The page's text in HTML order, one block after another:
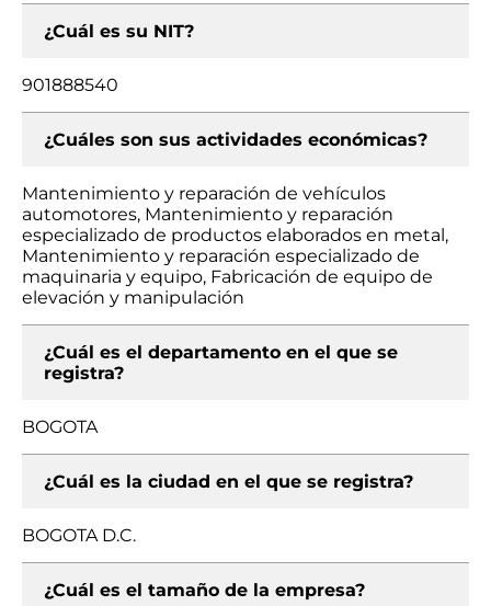
¿Cuál es su NIT?
901888540
¿Cuáles son sus actividades económicas?
Mantenimiento y reparación de vehículos
automotores, Mantenimiento y reparación
especializado de productos elaborados en metal,
Mantenimiento y reparación especializado de
maquinaria y equipo, Fabricación de equipo de
elevación y manipulación
¿Cuál es el departamento en el que se
registra?
BOGOTA
¿Cuál es la ciudad en el que se registra?
BOGOTA D.C.
¿Cuál es el tamaño de la empresa?